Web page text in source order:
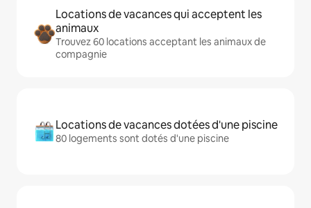
Locations de vacances qui acceptent les
animaux
Trouvez 60 locations acceptant les animaux de
compagnie
Locations de vacances dotées d'une piscine
80 logements sont dotés d'une piscine